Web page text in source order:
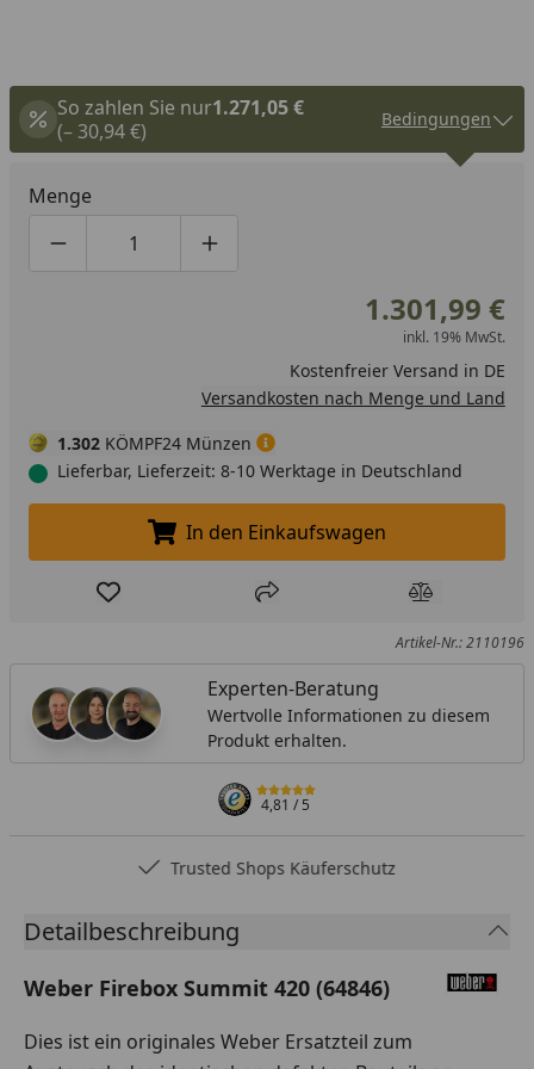
So zahlen Sie nur1.271,05 €
(– 30,94 €)
Bedingungen
Menge
Produktmenge um eins verringern
Produktmenge manuell eingeben
Produktmenge um eins erhöhen
1.301,99 €
inkl. 19% MwSt.
Kostenfreier Versand in DE
Versandkosten nach Menge und Land
1.302 KÖMPF24 Münzen
Lieferbar, Lieferzeit: 8-10 Werktage in Deutschland
In den Einkaufswagen legen
In den Einkaufswagen
Produkt zur Wunschliste hinzufügen
Teilen Produkt
Artikel-Nr.: 2110196
Experten-Beratung
Wertvolle Informationen zu diesem
Produkt erhalten.
4,81/ 5
Trusted Shops Käuferschutz
Detailbeschreibung
Weber Firebox Summit 420 (64846)
Dies ist ein originales Weber Ersatzteil zum